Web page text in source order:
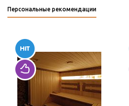
Персональные рекомендации